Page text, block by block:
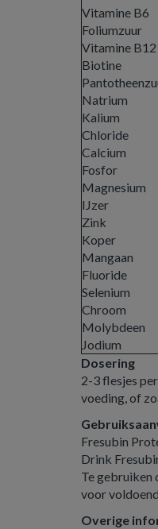
Vitamine B6
Foliumzuur
Vitamine B12
Biotine
Natrium
Kalium
Chloride
Calcium
Fosfor
Magnesium
IJzer
Zink
Koper
Mangaan
Fluoride
Selenium
Chroom
Molybdeen
Jodium
Dosering
2-3 flesjes
voeding, of
Fresubin
Drink
Te gebruiken
voor
Overige